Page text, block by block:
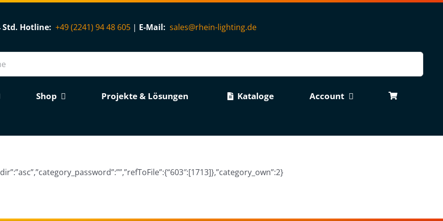
Std. Hotline: +49 (2241) 94 48 605 | E-Mail: sales@rhein-lighting.de
Shop Projekte & Lösungen Kataloge Account